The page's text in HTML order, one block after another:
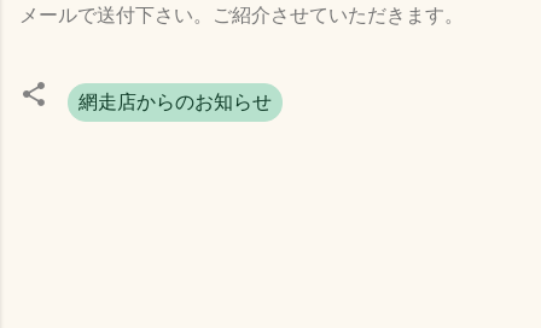
メールで送付下さい。ご紹介させていただきます。
網走店からのお知らせ